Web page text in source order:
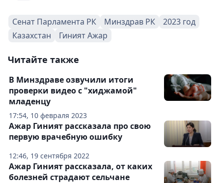
Сенат Парламента РК Минздрав РК
2023 год
Казахстан
Гиният Ажар
Читайте также
17:54, 10 февраля 2023
В Минздраве озвучили итоги
проверки видео с "хиджамой"
младенцу
12:46, 19 сентября 2022
Ажар Гиният рассказала про свою
первую врачебную ошибку
Ажар Гиният рассказала, от каких
болезней страдают сельчане